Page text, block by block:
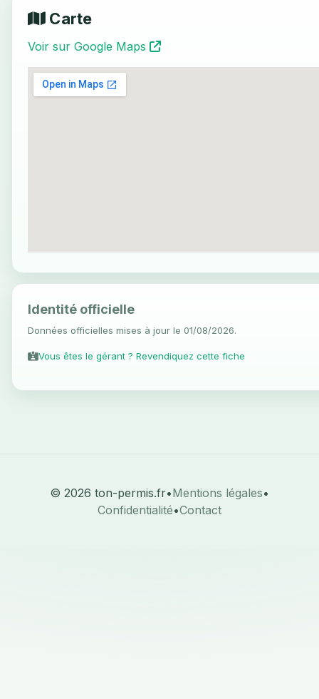
Carte
Voir sur Google Maps
Identité officielle
Données officielles mises à jour le 01/08/2026.
Vous êtes le gérant ? Revendiquez cette fiche
© 2026 ton-permis.fr•Mentions légales•
Confidentialité•Contact